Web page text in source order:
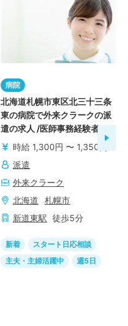
病院
北海道札幌市東区北三十三条
東の病院で外来クラークの派
遣の求人 /医師事務経験者
時給 1,300円 〜 1,350円
派遣
外来クラーク
北海道
札幌市
新道東駅 徒歩5分
新着
スタート日応相談
主夫・主婦活躍中
週5日